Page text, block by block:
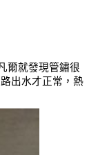
爾就發現管鏽很
出水才正常，熱